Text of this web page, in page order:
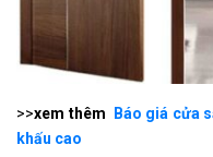
>>xem thêm
Báo giá cửa
khấu cao